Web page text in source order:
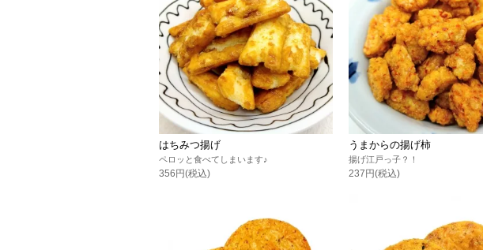
はちみつ揚げ
ペロッと食べてしまいます♪
356円(税込)
うまからの揚げ柿
揚げ江戸っ子？！
237円(税込)